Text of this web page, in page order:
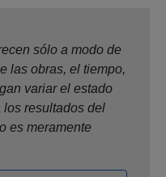
sólo a modo de
las obras, el tiempo,
variar el estado
los resultados del
es meramente